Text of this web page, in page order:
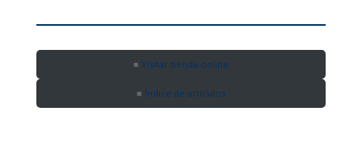
Visitar tienda online
Índice de artículos